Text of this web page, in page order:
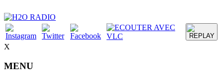
X
MENU